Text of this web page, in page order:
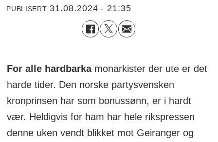
PUBLISERT 31.08.2024 - 21:35
For alle hardbarkamonarkister der ute er det
harde tider. Den norske partysvensken
kronprinsen har som bonussønn, er i hardt
vær. Heldigvis for ham har hele rikspressen
denne uken vendt blikket mot Geiranger og